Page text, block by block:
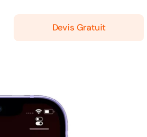
Devis Gratuit